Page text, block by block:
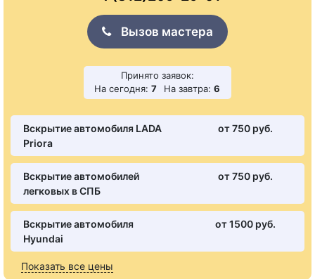
Вызов мастера
Принято заявок:
На сегодня: 7 На завтра: 6
Вскрытие автомобиля LADA
Priora
от 750 pуб.
Вскрытие автомобилей
легковых в СПБ
от 750 pуб.
Вскрытие автомобиля
Hyundai
от 1500 pуб.
Показать все цены